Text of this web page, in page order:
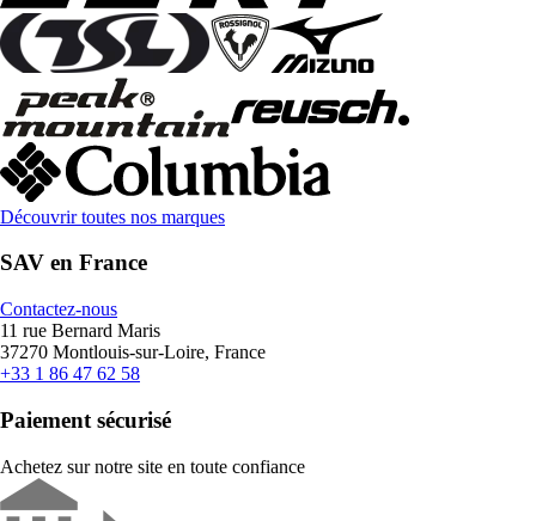
Découvrir toutes nos marques
SAV en France
Contactez-nous
11 rue Bernard Maris
37270 Montlouis-sur-Loire, France
+33 1 86 47 62 58
Paiement sécurisé
Achetez sur notre site en toute confiance